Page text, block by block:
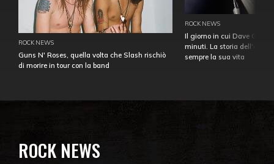
ROCK NEWS
Guns N' Roses, quella volta che Slash rischiò
di morire in tour con la band
ROCK NEWS
Il giorno in cui Dave
minuti. La storia
sempre la sua vita
ROCK NEWS